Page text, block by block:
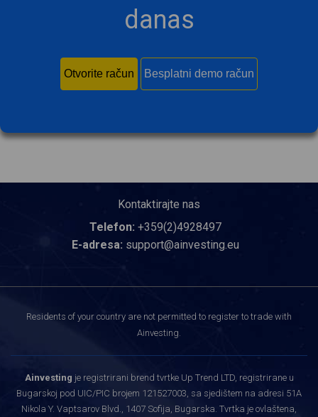
danas
Otvorite račun Besplatni demo račun
Kontaktirajte nas
Telefon: +359(2)4928497
E-adresa: support@ainvesting.eu
Residents of your country are not permitted to register to trade with
Ainvesting.
Ainvesting je registrirani brend tvrtke Up Trend LTD, registrirane u
Bugarskoj pod UIC/PIC brojem 121527003, sa sjedištem na adresi 51A
Nikola Y. Vaptsarov Blvd., 1407 Sofija, Bugarska. Tvrtka je ovlaštena,